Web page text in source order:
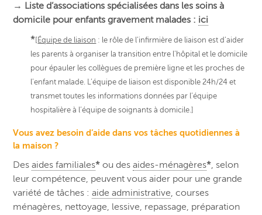
→ Liste d’associations spécialisées dans les soins à
domicile pour enfants gravement malades : ici
*[ Équipe de liaison : le rôle de l’infirmière de liaison est d’aider
les parents à organiser la transition entre l’hôpital et le domicile
pour épauler les collègues de première ligne et les proches de
l’enfant malade. L’équipe de liaison est disponible 24h/24 et
transmet toutes les informations données par l’équipe
hospitalière à l’équipe de soignants à domicile.]
Vous avez besoin d’aide dans vos tâches quotidiennes à
la maison ?
Desaides familiales* ou desaides-ménagères*, selon
leur compétence, peuvent vous aider pour une grande
variété de tâches :aide administrative, courses
ménagères, nettoyage, lessive, repassage, préparation